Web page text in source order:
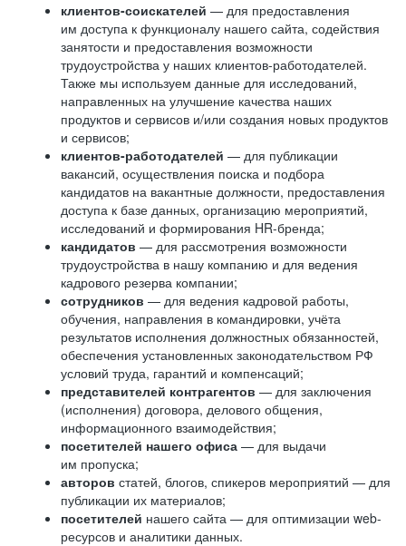
клиентов-соискателей — для предоставления
им доступа к функционалу нашего сайта, содействия
занятости и предоставления возможности
трудоустройства у наших клиентов-работодателей.
Также мы используем данные для исследований,
направленных на улучшение качества наших
продуктов и сервисов и/или создания новых продуктов
и сервисов;
клиентов-работодателей — для публикации
вакансий, осуществления поиска и подбора
кандидатов на вакантные должности, предоставления
доступа к базе данных, организацию мероприятий,
исследований и формирования HR-бренда;
кандидатов — для рассмотрения возможности
трудоустройства в нашу компанию и для ведения
кадрового резерва компании;
сотрудников — для ведения кадровой работы,
обучения, направления в командировки, учёта
результатов исполнения должностных обязанностей,
обеспечения установленных законодательством РФ
условий труда, гарантий и компенсаций;
представителей контрагентов — для заключения
(исполнения) договора, делового общения,
информационного взаимодействия;
посетителей нашего офиса — для выдачи
им пропуска;
авторов статей, блогов, спикеров мероприятий — для
публикации их материалов;
посетителей нашего сайта — для оптимизации web-
ресурсов и аналитики данных.